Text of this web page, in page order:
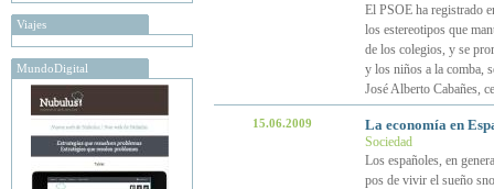
Viajes
MundoDigital
El PSOE ha registrado
los estereotipos que
de los colegios, y se
y los niños a la comba,
José Alberto Cabañes,
15.06.2009 La economía en
Sociedad
Los españoles, en
pos de vivir el sueño